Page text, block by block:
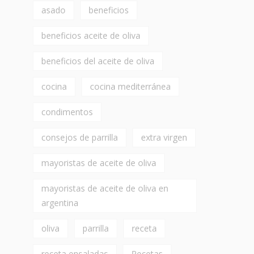
asado beneficios
beneficios aceite de oliva
beneficios del aceite de oliva
cocina cocina mediterránea
condimentos
consejos de parrilla extra virgen
mayoristas de aceite de oliva
mayoristas de aceite de oliva en
argentina
oliva parrilla receta